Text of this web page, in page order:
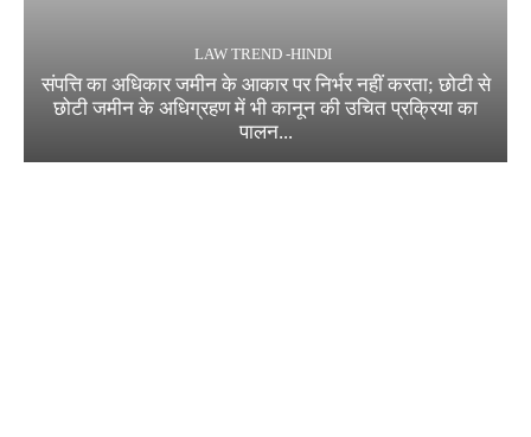
LAW TREND -HINDI
संपत्ति का अधिकार जमीन के आकार पर निर्भर नहीं करता; छोटी से
छोटी जमीन के अधिग्रहण में भी कानून की उचित प्रक्रिया का
पालन...